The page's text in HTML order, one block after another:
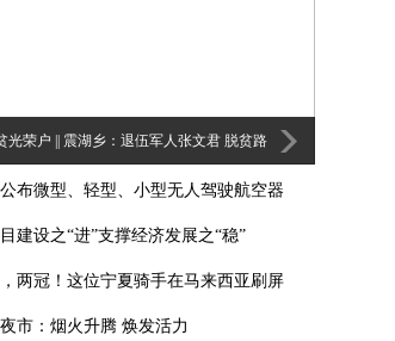
光荣户 || 震湖乡：退伍军人张文君 脱贫路
上“领头羊”
布微型、轻型、小型无人驾驶航空器
范围
建设之“进”支撑经济发展之“稳”
两冠！这位宁夏骑手在马来西亚刷屏
市：烟火升腾 焕发活力